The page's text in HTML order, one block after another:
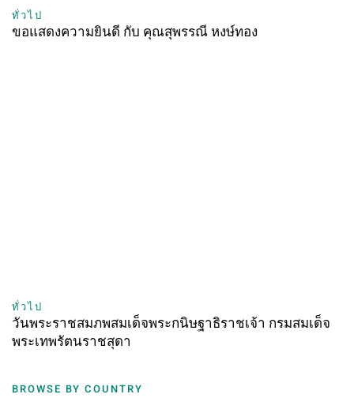
ทั่วไป
ขอแสดงความยินดี กับ คุณสุพรรณี หงษ์ทอง
ทั่วไป
วันพระราชสมภพสมเด็จพระกนิษฐาธิราชเจ้า กรมสมเด็จ
พระเทพรัตนราชสุดา
BROWSE BY COUNTRY